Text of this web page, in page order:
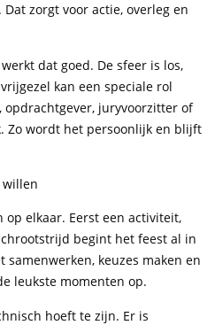
zorgt voor actie, overleg en
dat goed. De sfeer is los,
kan een speciale rol
opdrachtgever, juryvoorzitter of
Zo wordt het persoonlijk en blijft
willen
elkaar. Eerst een activiteit,
begint het feest al in
samenwerken, keuzes maken en
leukste momenten op.
hoeft te zijn. Er is